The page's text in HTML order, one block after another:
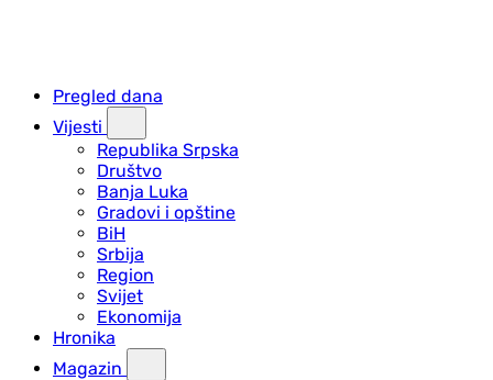
Pregled dana
Vijesti
Republika Srpska
Društvo
Banja Luka
Gradovi i opštine
BiH
Srbija
Region
Svijet
Ekonomija
Hronika
Magazin